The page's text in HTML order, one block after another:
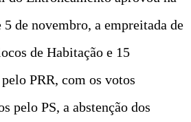
de novembro, a empreitada de
de Habitação e 15
PRR, com os votos
pelo PS, a abstenção dos